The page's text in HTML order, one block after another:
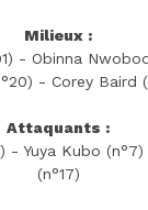
Milieux :
- Obinna
- Corey Baird
Attaquants :
- Yuya Kubo
(n°17)